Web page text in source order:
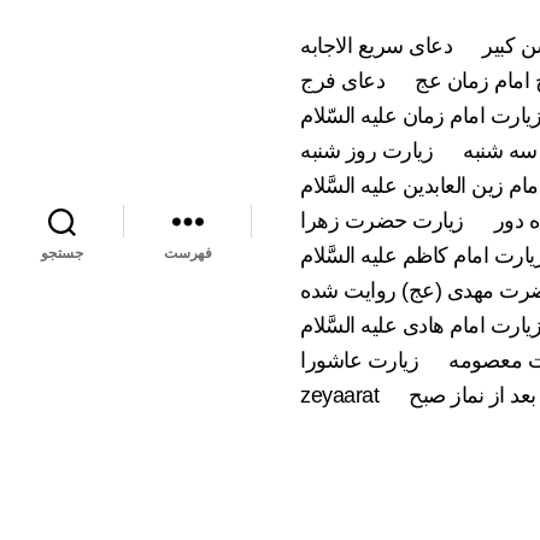
کبیر
دعای سریع الاجابه
امام زمان عج
دعای فرج
امام زمان علیه السّلام
سه شنبه
زیارت روز شنبه
زین العابدین علیه السَّلام
دور
زیارت حضرت زهرا
امام کاظم علیه السَّلام
مهدی (عج) روایت شده
امام هادی علیه السَّلام
معصومه
زیارت عاشورا
از نماز صبح
zeyaarat
فهرست جستجو